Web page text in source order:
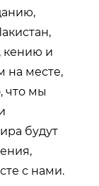
кению и
на месте,
что мы
будут
с нами.